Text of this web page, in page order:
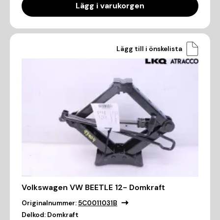
Lägg i varukorgen
Lägg till i önskelista
Volkswagen VW BEETLE 12- Domkraft
Originalnummer:5C0011031B
Delkod: Domkraft